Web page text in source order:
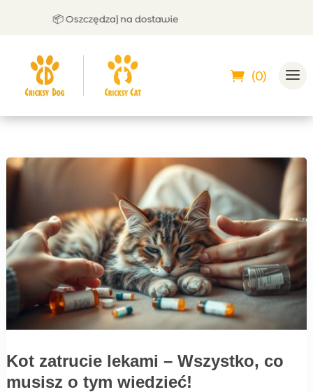
📦 Oszczędzaj na dostawie
(0)
Kot zatrucie lekami – Wszystko, co
musisz o tym wiedzieć!